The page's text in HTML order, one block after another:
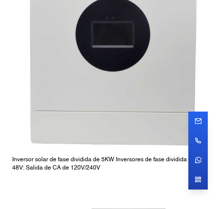
Inversor solar de fase dividida de 5KW Inversores de fase dividida de
48V: Salida de CA de 120V/240V